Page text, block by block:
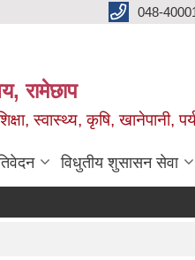
048-
रामेछाप
स्वास्थ्य, कृषि, खानेपानी,
विधुतीय शुसासन सेवा